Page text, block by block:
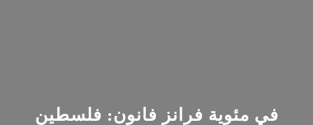
في مئوية فرانز فانون: فلسطين